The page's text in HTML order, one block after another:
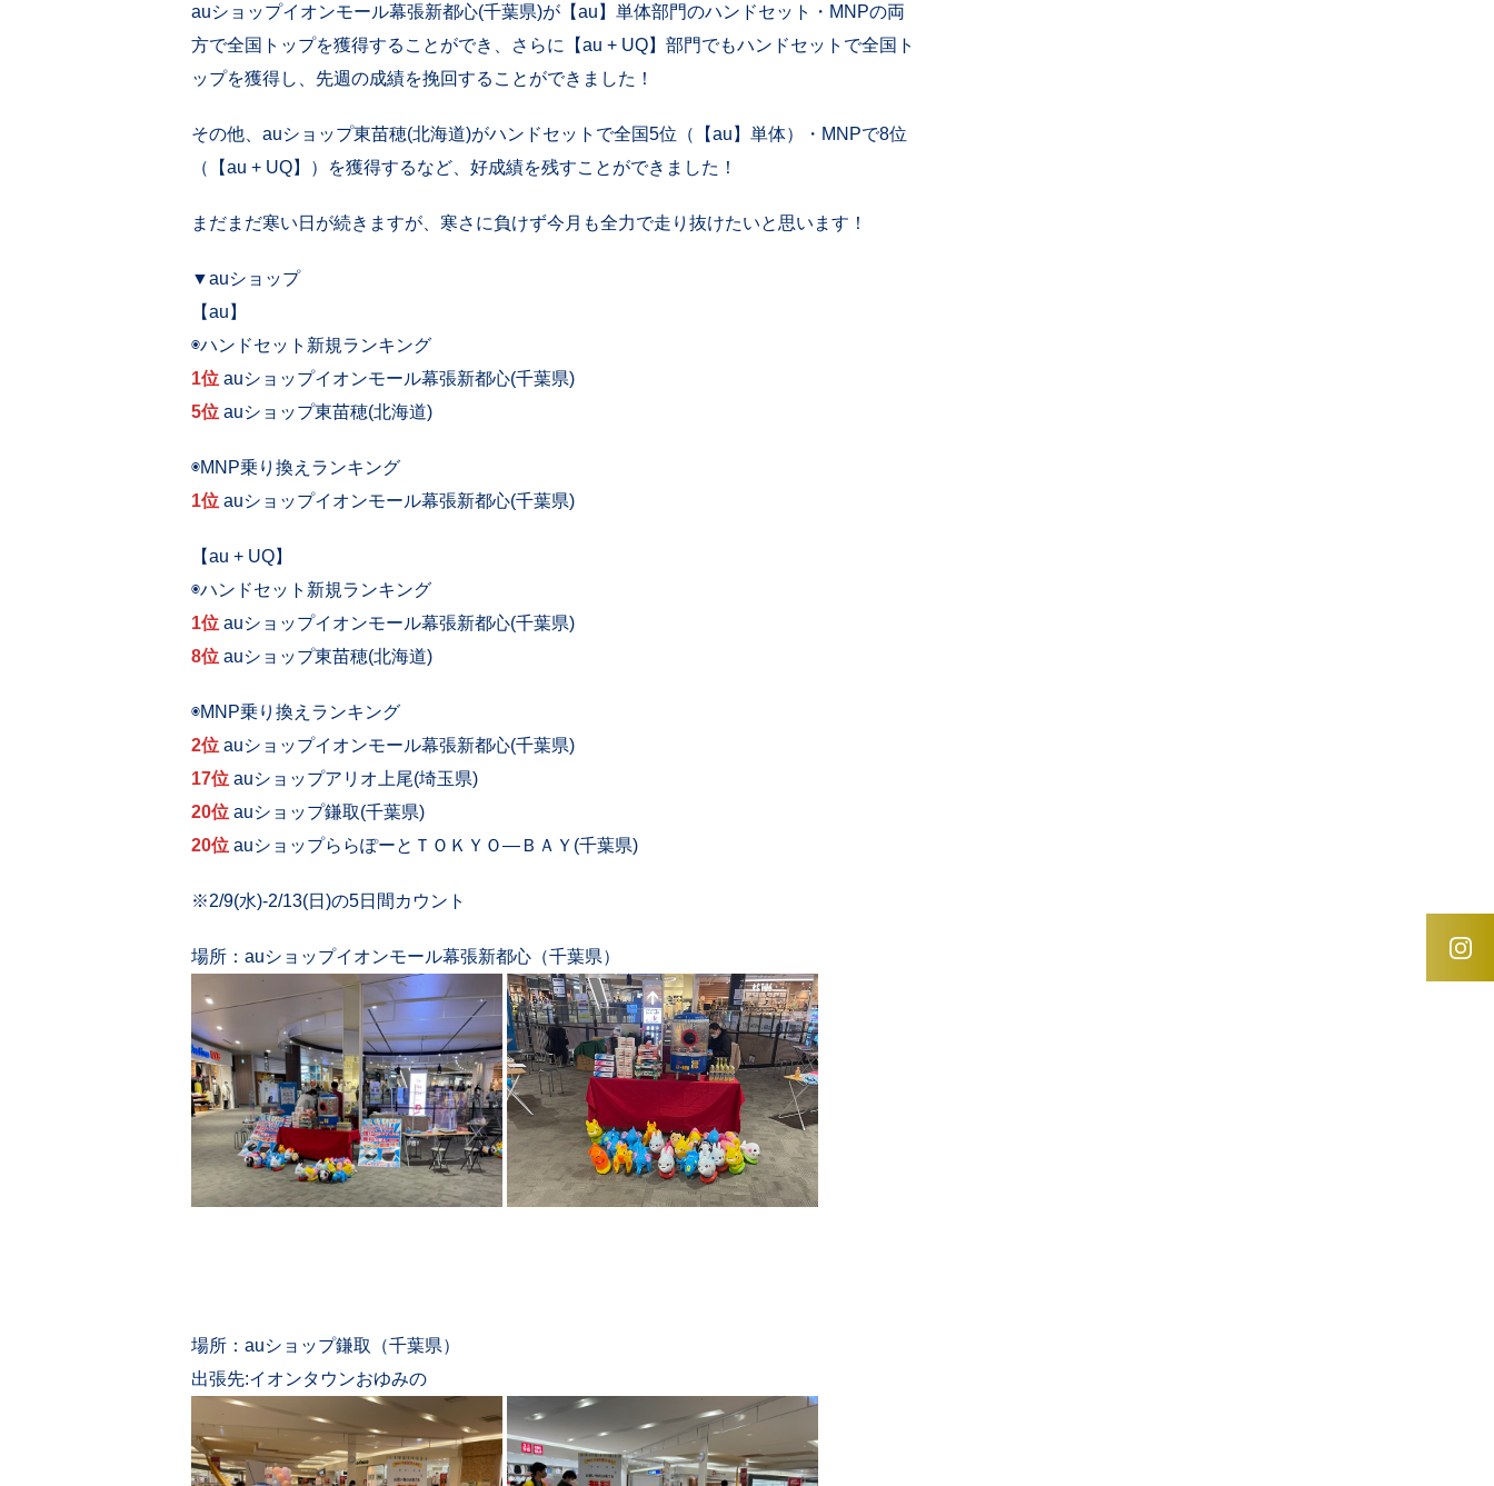
auショップイオンモール幕張新都心(千葉県)が【au】単体部門のハンドセット・MNPの両
方で全国トップを獲得することができ、さらに【au + UQ】部門でもハンドセットで全国ト
ップを獲得し、先週の成績を挽回することができました！
その他、auショップ東苗穂(北海道)がハンドセットで全国5位（【au】単体）・MNPで8位
（【au + UQ】）を獲得するなど、好成績を残すことができました！
まだまだ寒い日が続きますが、寒さに負けず今月も全力で走り抜けたいと思います！
▼auショップ
【au】
◉ハンドセット新規ランキング
1位 auショップイオンモール幕張新都心(千葉県)
5位 auショップ東苗穂(北海道)
◉MNP乗り換えランキング
1位 auショップイオンモール幕張新都心(千葉県)
【au + UQ】
◉ハンドセット新規ランキング
1位 auショップイオンモール幕張新都心(千葉県)
8位 auショップ東苗穂(北海道)
◉MNP乗り換えランキング
2位 auショップイオンモール幕張新都心(千葉県)
17位 auショップアリオ上尾(埼玉県)
20位 auショップ鎌取(千葉県)
20位 auショップららぽーとＴＯＫＹＯ―ＢＡＹ(千葉県)
※2/9(水)-2/13(日)の5日間カウント
場所：auショップイオンモール幕張新都心（千葉県）
場所：auショップ鎌取（千葉県）
出張先:イオンタウンおゆみの